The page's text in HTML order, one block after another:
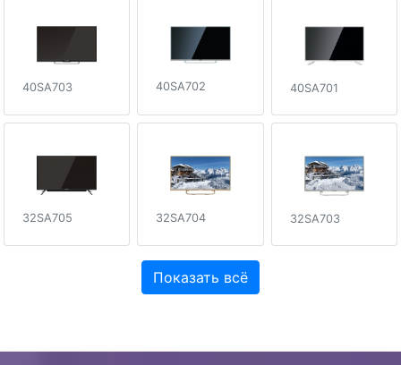
40SA703 40SA702 40SA701
32SA705 32SA704 32SA703
Показать всё